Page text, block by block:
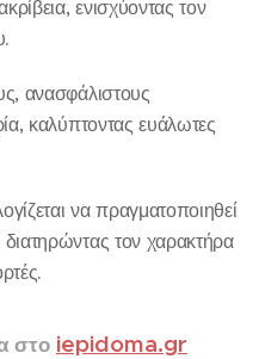
ενισχύοντας τον
ανασφάλιστους
καλύπτοντας ευάλωτες
να πραγματοποιηθεί
τον χαρακτήρα
στο iepidoma.gr